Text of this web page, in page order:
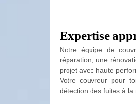
Expertise
Notre équipe de
réparation, une
projet avec haute
Votre couvreur pour
détection des fuites à la